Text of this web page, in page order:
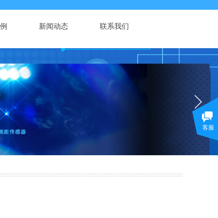
新闻动态 联系我们
客服